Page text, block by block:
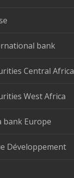
bank
Central Africa
West Africa
bank Europe
Développement